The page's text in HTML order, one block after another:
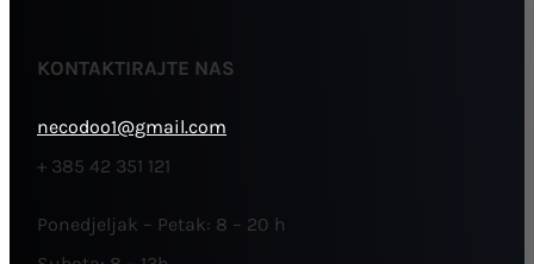
KONTAKTIRAJTE NAS
necodoo1@gmail.com
+ 385 42 351 121
Ponedjeljak – Petak: 8 – 20 h